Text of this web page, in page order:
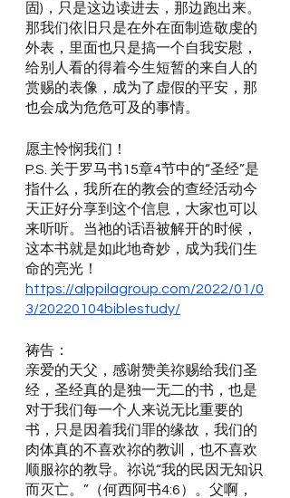
固)，只是这边读进去，那边跑出来。
那我们依旧只是在外在面制造敬虔的
外表，里面也只是搞一个自我安慰，
给别人看的得着今生短暂的来自人的
赏赐的表像，成为了虚假的平安，那
也会成为危危可及的事情。
愿主怜悯我们！
P.S. 关于罗马书15章4节中的“圣经”是
指什么，我所在的教会的查经活动今
天正好分享到这个信息，大家也可以
来听听。当祂的话语被解开的时候，
这本书就是如此地奇妙，成为我们生
命的亮光！
https://alppilagroup.com/2022/01/0
3/20220104biblestudy/
祷告：
亲爱的天父，感谢赞美祢赐给我们圣
经，圣经真的是独一无二的书，也是
对于我们每一个人来说无比重要的
书，只是因着我们罪的缘故，我们的
肉体真的不喜欢祢的教训，也不喜欢
顺服祢的教导。祢说“我的民因无知识
而灭亡。”（何西阿书4:6）。父啊，